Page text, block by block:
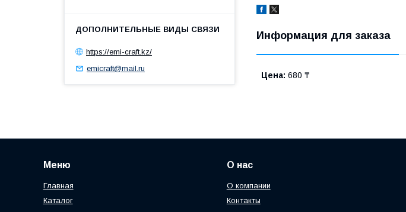
Информация для заказа
Цена: 680 ₸
https://emi-craft.kz/
emicraft@mail.ru
Меню
Главная
Каталог
О нас
О компании
Контакты